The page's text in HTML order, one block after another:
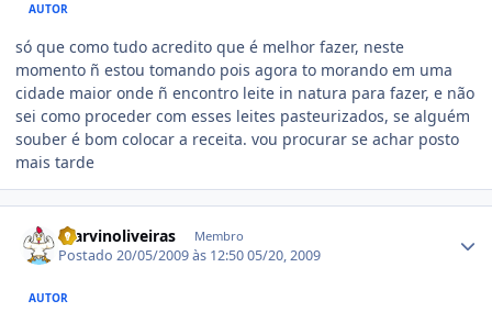
AUTOR
só que como tudo acredito que é melhor fazer, neste
momento ñ estou tomando pois agora to morando em uma
cidade maior onde ñ encontro leite in natura para fazer, e não
sei como proceder com esses leites pasteurizados, se alguém
souber é bom colocar a receita. vou procurar se achar posto
mais tarde
marvinoliveiras Membro
Postado20/05/2009 às 12:5005/20, 2009
AUTOR